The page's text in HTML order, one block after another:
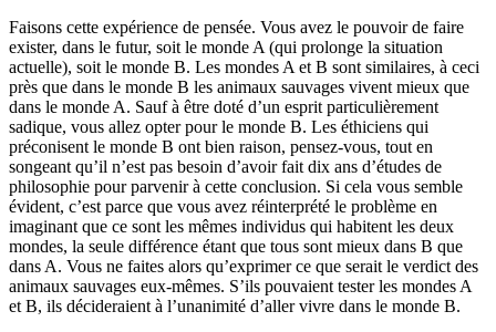
Faisons cette expérience de pensée. Vous avez le pouvoir de faire
exister, dans le futur, soit le monde A (qui prolonge la situation
actuelle), soit le monde B. Les mondes A et B sont similaires, à ceci
près que dans le monde B les animaux sauvages vivent mieux que
dans le monde A. Sauf à être doté d’un esprit particulièrement
sadique, vous allez opter pour le monde B. Les éthiciens qui
préconisent le monde B ont bien raison, pensez-vous, tout en
songeant qu’il n’est pas besoin d’avoir fait dix ans d’études de
philosophie pour parvenir à cette conclusion. Si cela vous semble
évident, c’est parce que vous avez réinterprété le problème en
imaginant que ce sont les mêmes individus qui habitent les deux
mondes, la seule différence étant que tous sont mieux dans B que
dans A. Vous ne faites alors qu’exprimer ce que serait le verdict des
animaux sauvages eux-mêmes. S’ils pouvaient tester les mondes A
et B, ils décideraient à l’unanimité d’aller vivre dans le monde B.